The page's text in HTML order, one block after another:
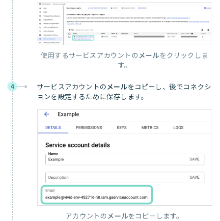
使用するサービスアカウントのメールをクリックしま
す。
4 サービスアカウントのメールをコピーし、後でコネクシ
ョンを設定するために保存します。
アカウントの メールをコピーします。